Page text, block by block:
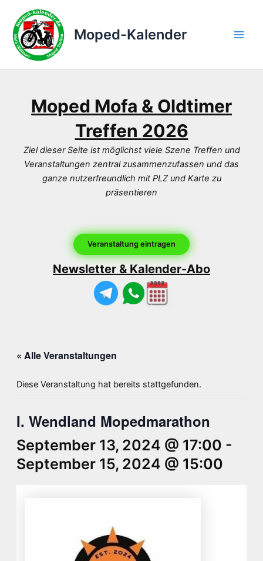
Inhalt
springen
Moped-Kalender
Moped Mofa & Oldtimer
Treffen 2026
Ziel dieser Seite ist möglichst viele Szene Treffen und
Veranstaltungen zentral zusammenzufassen und das
ganze nutzerfreundlich mit PLZ und Karte zu
präsentieren
Veranstaltung eintragen
Newsletter & Kalender-Abo
« Alle Veranstaltungen
Diese Veranstaltung hat bereits stattgefunden.
I. Wendland Mopedmarathon
September 13, 2024 @ 17:00 -
September 15, 2024 @ 15:00